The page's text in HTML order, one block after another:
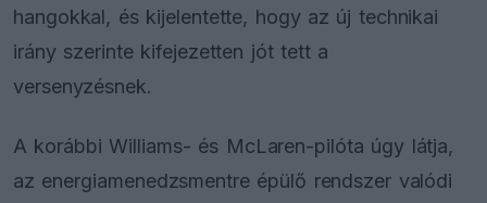
hangokkal, és kijelentette, hogy az új technikai
irány szerinte kifejezetten jót tett a
versenyzésnek.
A korábbi Williams- és McLaren-pilóta úgy látja,
az energiamenedzsmentre épülő rendszer valódi